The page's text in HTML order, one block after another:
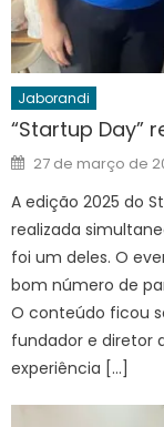
Jaborandi
“Startup Day”
Posted
on
27 de março de
A edição 2025 do
realizada
foi um deles. O
bom número de
O conteúdo ficou
fundador e diretor
experiência […]